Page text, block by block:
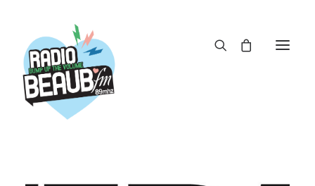
ÉMISSIONS